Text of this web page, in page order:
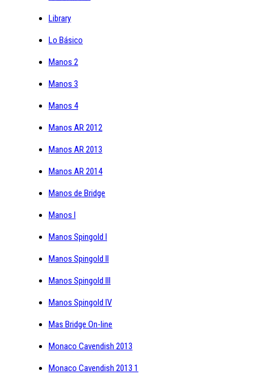
Library
Lo Básico
Manos 2
Manos 3
Manos 4
Manos AR 2012
Manos AR 2013
Manos AR 2014
Manos de Bridge
Manos I
Manos Spingold I
Manos Spingold II
Manos Spingold III
Manos Spingold IV
Mas Bridge On-line
Monaco Cavendish 2013
Monaco Cavendish 2013 1